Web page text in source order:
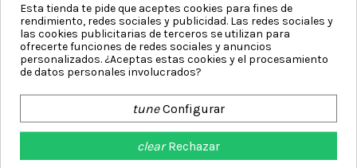
Contacto
Síguenos en:
Esta tienda te pide que aceptes cookies para fines de
rendimiento, redes sociales y publicidad. Las redes sociales y
las cookies publicitarias de terceros se utilizan para
ofrecerte funciones de redes sociales y anuncios
personalizados. ¿Aceptas estas cookies y el procesamiento
de datos personales involucrados?
tune Configurar
clear Rechazar